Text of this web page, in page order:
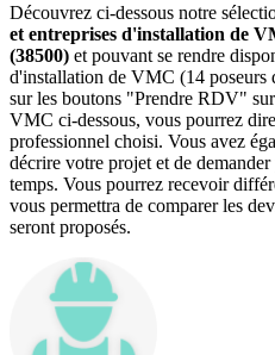
Découvrez ci-dessous notre
et entreprises d'installation de
(38500) et pouvant se rendre
d'installation de VMC (14
sur les boutons "Prendre RDV"
VMC ci-dessous, vous pourrez
professionnel choisi. Vous avez
décrire votre projet et de
temps. Vous pourrez recevoir
vous permettra de comparer les
seront proposés.